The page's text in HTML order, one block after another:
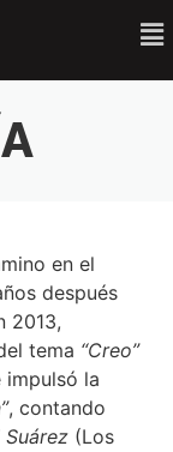
en el
después
2013,
tema “Creo”
impulsó la
, contando
Suárez (Los